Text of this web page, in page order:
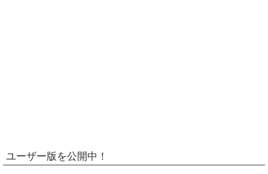
ユーザー版を公開中！